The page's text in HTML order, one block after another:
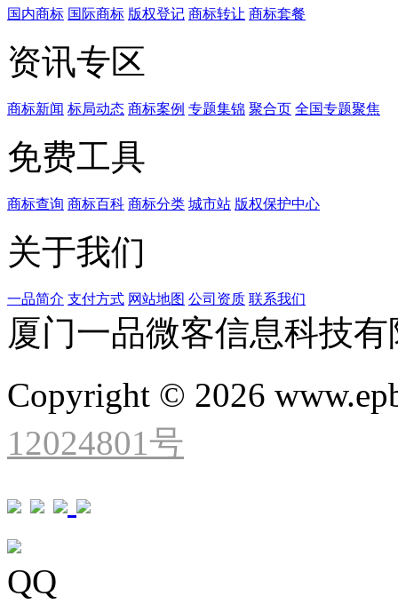
国内商标 国际商标 版权登记 商标转让 商标套餐
资讯专区
商标新闻 标局动态 商标案例 专题集锦 聚合页 全国专题聚焦
免费工具
商标查询 商标百科 商标分类 城市站 版权保护中心
关于我们
一品简介 支付方式 网站地图 公司资质 联系我们
厦门一品微客信息科技
Copyright © 2026
12024801号
QQ